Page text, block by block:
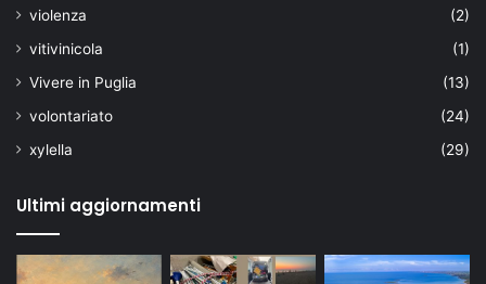
violenza
(2)
vitivinicola
(1)
Vivere in Puglia
(13)
volontariato
(24)
xylella
(29)
Ultimi aggiornamenti